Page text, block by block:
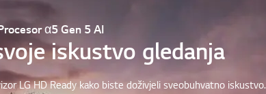
α5 Gen 5 AI
iskustvo gledanja
LG HD Ready kako biste doživjeli sveobuhvatno iskustvo.